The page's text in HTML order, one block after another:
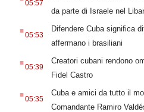
05:57
da parte di Israele nel
.05:53
Difendere Cuba significa
affermano i brasiliani
.05:39
Creatori cubani rendono
Fidel Castro
.05:35
Cuba e amici da tutto il
Comandante Ramiro